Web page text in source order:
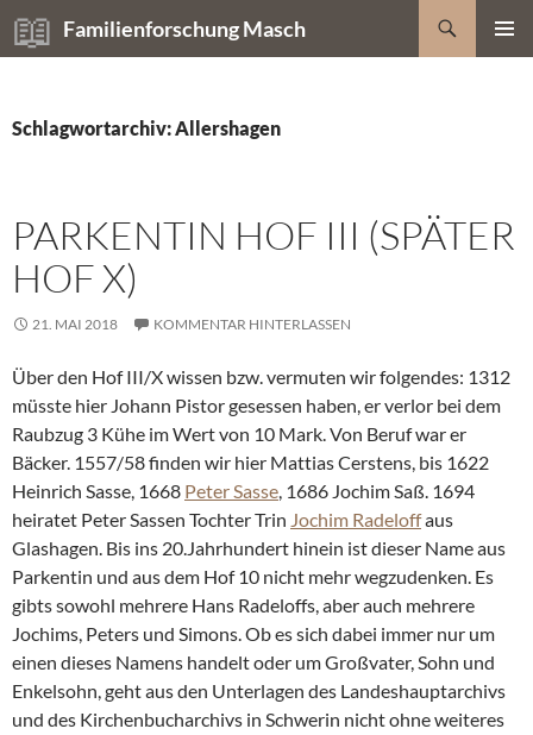
Zum
Inhalt
Familienforschung Masch
Suchen
Schlagwortarchiv: Allershagen
PARKENTIN HOF III (SPÄTER
HOF X)
21. MAI 2018 KOMMENTAR HINTERLASSEN
Über den Hof III/X wissen bzw. vermuten wir folgendes: 1312
müsste hier Johann Pistor gesessen haben, er verlor bei dem
Raubzug 3 Kühe im Wert von 10 Mark. Von Beruf war er
Bäcker. 1557/58 finden wir hier Mattias Cerstens, bis 1622
Heinrich Sasse, 1668 Peter Sasse, 1686 Jochim Saß. 1694
heiratet Peter Sassen Tochter Trin Jochim Radeloffaus
Glashagen. Bis ins 20.Jahrhundert hinein ist dieser Name aus
Parkentin und aus dem Hof 10 nicht mehr wegzudenken. Es
gibts sowohl mehrere Hans Radeloffs, aber auch mehrere
Jochims, Peters und Simons. Ob es sich dabei immer nur um
einen dieses Namens handelt oder um Großvater, Sohn und
Enkelsohn, geht aus den Unterlagen des Landeshauptarchivs
und des Kirchenbucharchivs in Schwerin nicht ohne weiteres